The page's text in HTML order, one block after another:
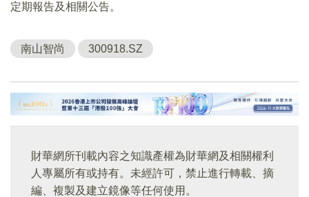
定期報告及相關公告。
南山智尚 300918.SZ
財華網所刊載內容之知識產權為財華網及相關權利
人專屬所有或持有。未經許可，禁止進行轉載、摘
編、複製及建立鏡像等任何使用。